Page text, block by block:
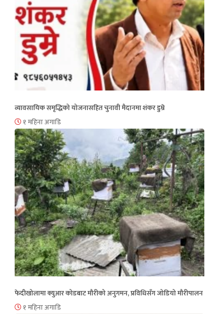
व्यावसायिक समृद्धिको योजनासहित चुनावी मैदानमा शंकर डुम्रे
१ महिना अगाडि
फेदीखोलामा क्युआर कोडबाट मौरीको अनुगमन, प्रविधिसँग जोडियो मौरीपालन
१ महिना अगाडि